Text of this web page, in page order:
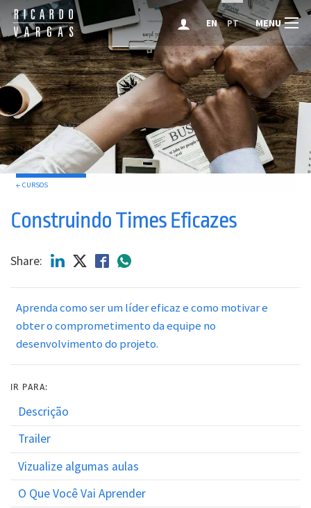
EN PT MENU
← CURSOS
Construindo Times Eficazes
Share:
Aprenda como ser um líder eficaz e como motivar e
obter o comprometimento da equipe no
desenvolvimento do projeto.
IR PARA:
Descrição
Trailer
Vizualize algumas aulas
O Que Você Vai Aprender